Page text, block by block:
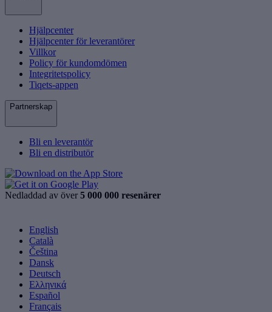
Hjälpcenter
Hjälpcenter för leverantörer
Villkor
Policy för kundomdömen
Integritetspolicy
Tiqets-appen
Partnerskap
Bli en leverantör
Bli en distributör
Nedladdad av över 5 000 000 resenärer
English
Català
Čeština
Dansk
Deutsch
Ελληνικά
Español
Français